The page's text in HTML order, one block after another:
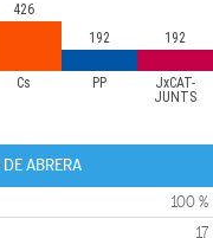
Cs PP
JxCAT-
JUNTS
426
192
192
ABRERA
100 %
17